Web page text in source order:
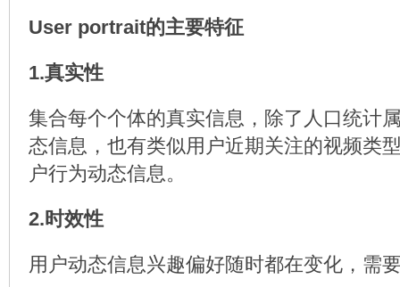
User portrait的主要特征
1.真实性
集合每个个体的真实信息，除了人口统计
态信息，也有类似用户近期关注的视频类
户行为动态信息。
2.时效性
用户动态信息兴趣偏好随时都在变化，需